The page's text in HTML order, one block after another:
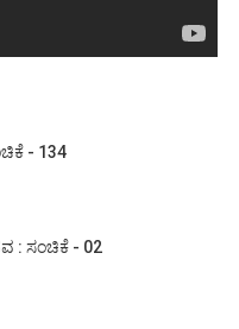
- 134
: ಸಂಚಿಕೆ - 02